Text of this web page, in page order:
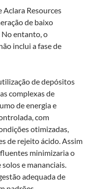
Aclara Resources
de baixo
No entanto, o
inclui a fase de
de depósitos
complexas de
de energia e
com
otimizadas,
de rejeito ácido. Assim
minimizaria o
e mananciais.
adequada de